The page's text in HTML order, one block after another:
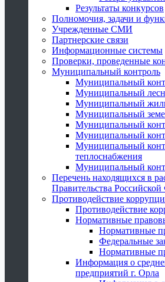
Результаты конкурсов
Полномочия, задачи и
Учрежденные СМИ
Партнерские связи
Информационные системы
Проверки, проведенные
Муниципальный контроль
Муниципальный
Муниципальный
Муниципальный
Муниципальный
Муниципальный
Муниципальный
Муниципальный
теплоснабжения
Муниципальный
Перечень находящихся в
Правительства
Противодействие
Противодействие
Нормативные
Нормативные
Федеральные
Нормативные
Информация о
предприятий г. Орла